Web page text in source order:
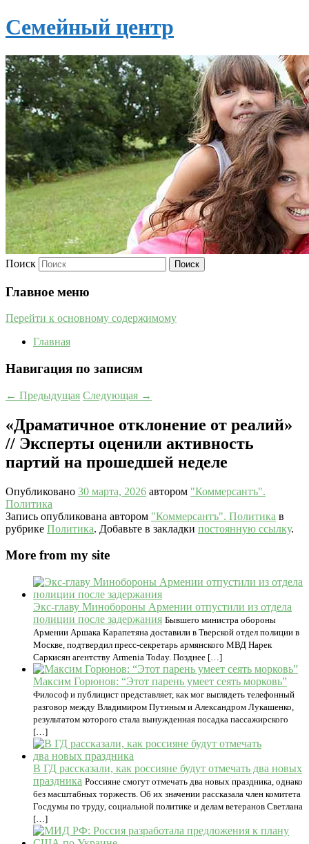
Семейный центр
Поиск
Главное меню
Перейти к основному содержимому
Главная
Навигация по записям
← Предыдущая Следующая →
«Драматичное отклонение от реалий»
// Эксперты оценили активность
партий на прошедшей неделе
Опубликовано 30 марта, 2026 автором "Коммерсантъ".
Политика
Запись опубликована автором "Коммерсантъ". Политика в
рубрике Политика. Добавьте в закладки постоянную ссылку.
More from my site
Экс-главу Минобороны Армении отпустили из отдела
полиции после задержания Бывшего министра обороны
Армении Аршака Карапетяна доставили в Тверской отдел полиции в
Москве, подтвердил пресс-секретарь армянского МВД Нарек
Саркисян агентству Armenia Today. Позднее […]
Максим Горюнов: “Этот парень умеет сеять морковь”
Философ и публицист представляет, как мог выглядеть телефонный
разговор между Владимиром Путиным и Александром Лукашенко,
результатом которого стала вынужденная посадка пассажирского
[…]
В ГД рассказали, как россияне будут отмечать два новых
праздника Россияне смогут отмечать два новых праздника, однако
без масштабных торжеств. Об их значении рассказала член комитета
Госдумы по труду, социальной политике и делам ветеранов Светлана
[…]